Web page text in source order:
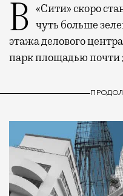
В «Сити» скоро станет чуть меньше стекла и чуть больше
этажа делового
парк площадью почти